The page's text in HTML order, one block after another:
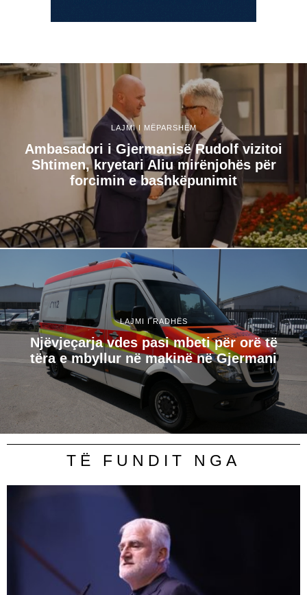
LAJMI I MËPARSHËM
​Ambasadori i Gjermanisë Rudolf vizitoi
Shtimen, kryetari Aliu mirënjohës për
forcimin e bashkëpunimit
LAJMI I RADHËS
Njëvjeçarja vdes pasi mbeti për orë të
tëra e mbyllur në makinë në Gjermani
TË FUNDIT NGA